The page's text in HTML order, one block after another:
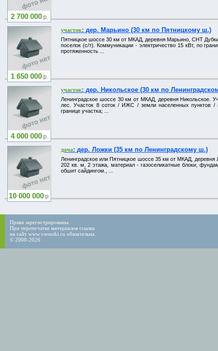
2 700 000р.
1 650 000р.
участок: дер. Марьино (30 км по Пятницкому ш.)
Пятницкое шоссе 30 км от МКАД, деревня Марьино, СНТ
поселок (с/т). Коммуникации - электричество 15 кВт, по
протяженность ...
4 000 000р.
участок: дер. Никольское (30 км по
Ленинградское шоссе 30 км от МКАД, деревня Никольское.
лес. Участок 8 соток / ИЖС / земли населенных пунктов /
границе участка; ...
10 000 000р.
дача: дер. Ложки (35 км по Ленинградскому ш.)
Ленинградское или Пятницкое шоссе 35 км от МКАД,
202 кв. м, 2 этажа, материал - газоселикатные блоки,
обшит сайдингом., ...
Права зарегистрированы.
При перепечатке материалов ссылка
на сайт www.vsesotki.ru обязательна.
© 2008-2026